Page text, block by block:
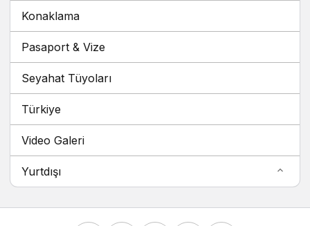
Konaklama
Pasaport & Vize
Seyahat Tüyoları
Türkiye
Video Galeri
Yurtdışı